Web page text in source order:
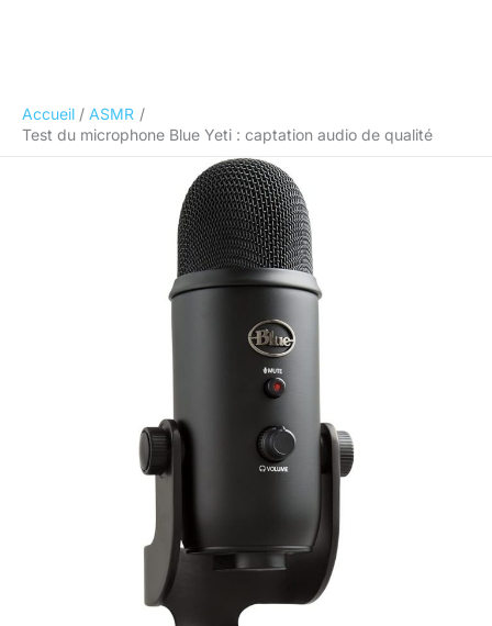
Accueil
ASMR
Test du microphone Blue Yeti : captation audio de qualité